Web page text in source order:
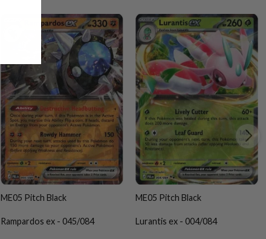
ME05 Pitch Black
Rampardos ex - 045/084
ME05 Pitch Black
Lurantis ex - 004/084